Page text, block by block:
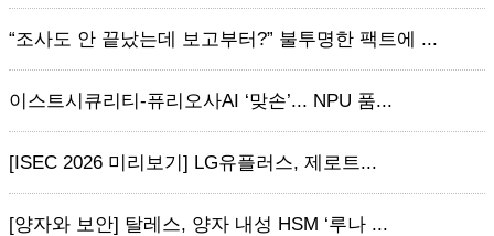
“조사도 안 끝났는데 보고부터?” 불투명한 팩트에 ...
이스트시큐리티-퓨리오사AI ‘맞손’... NPU 품...
[ISEC 2026 미리보기] LG유플러스, 제로트...
[양자와 보안] 탈레스, 양자 내성 HSM ‘루나 ...